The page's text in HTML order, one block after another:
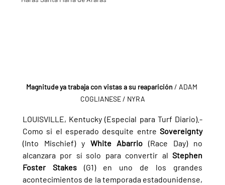
Magnitude ya trabaja con vistas a su reaparición / ADAM
COGLIANESE / NYRA
LOUISVILLE, Kentucky (Especial para Turf Diario).-
Como si el esperado desquite entre
Sovereignty
(Into Mischief) y White Abarrio (Race Day) no
alcanzara por sí solo para convertir al Stephen
Foster Stakes (G1) en uno de los grandes
acontecimientos de la temporada estadounidense,